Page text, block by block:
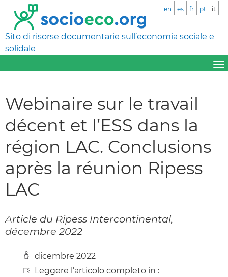
Sito di risorse documentarie sull’economia sociale e
solidale
en es fr pt it
Webinaire sur le travail
décent et l’ESS dans la
région LAC. Conclusions
après la réunion Ripess
LAC
Article du Ripess Intercontinental,
décembre 2022
dicembre 2022
Leggere l’articolo completo in :